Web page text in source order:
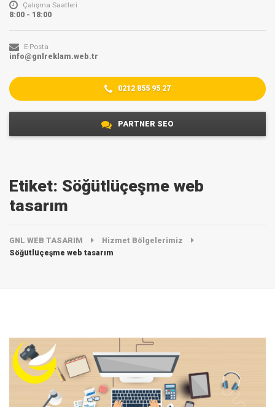
PARTNER SEO
Çalışma Saatleri
8:00 - 18:00
E-Posta
info@gnlreklam.web.tr
0212 855 95 27
Etiket: Söğütlüçeşme web
tasarım
GNL WEB TASARIM
Hizmet Bölgelerimiz
Söğütlüçeşme web tasarım